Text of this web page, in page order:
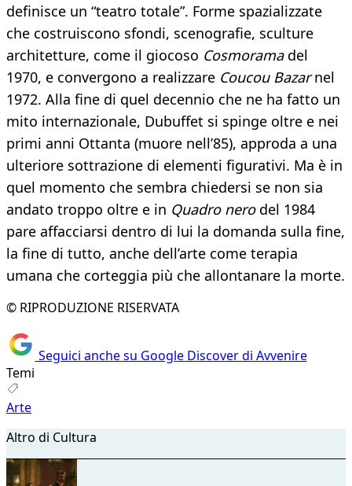
definisce un “teatro totale”. Forme spazializzate
che costruiscono sfondi, scenografie, sculture
architetture, come il giocoso Cosmoramadel
1970, e convergono a realizzare Coucou Bazarnel
1972. Alla fine di quel decennio che ne ha fatto un
mito internazionale, Dubuffet si spinge oltre e nei
primi anni Ottanta (muore nell’85), approda a una
ulteriore sottrazione di elementi figurativi. Ma è in
quel momento che sembra chiedersi se non sia
andato troppo oltre e in Quadro nerodel 1984
pare affacciarsi dentro di lui la domanda sulla fine,
la fine di tutto, anche dell’arte come terapia
umana che corteggia più che allontanare la morte.
© RIPRODUZIONE RISERVATA
Seguici anche su Google Discover di Avvenire
Temi
Arte
Altro di Cultura